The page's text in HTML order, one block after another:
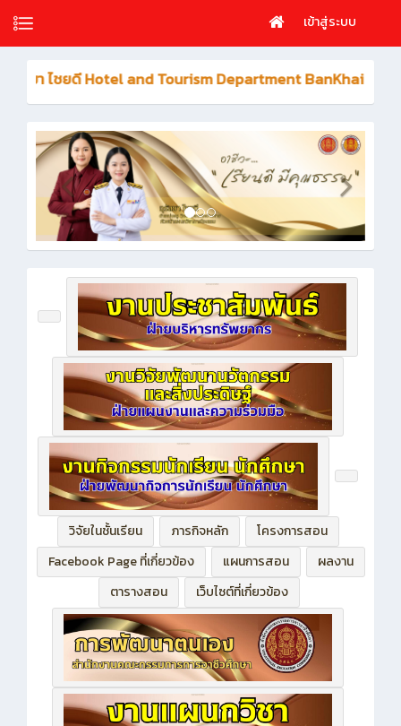
เข้าสู่ระบบ
ชยดี Hotel and Tourism Department BanKhai Technical
วิจัยในชั้นเรียน ภารกิจหลัก
โครงการสอน
Facebook Page ที่เกี่ยวข้อง
แผนการสอน
ผลงาน
ตารางสอน
เว็บไซต์ที่เกี่ยวข้อง